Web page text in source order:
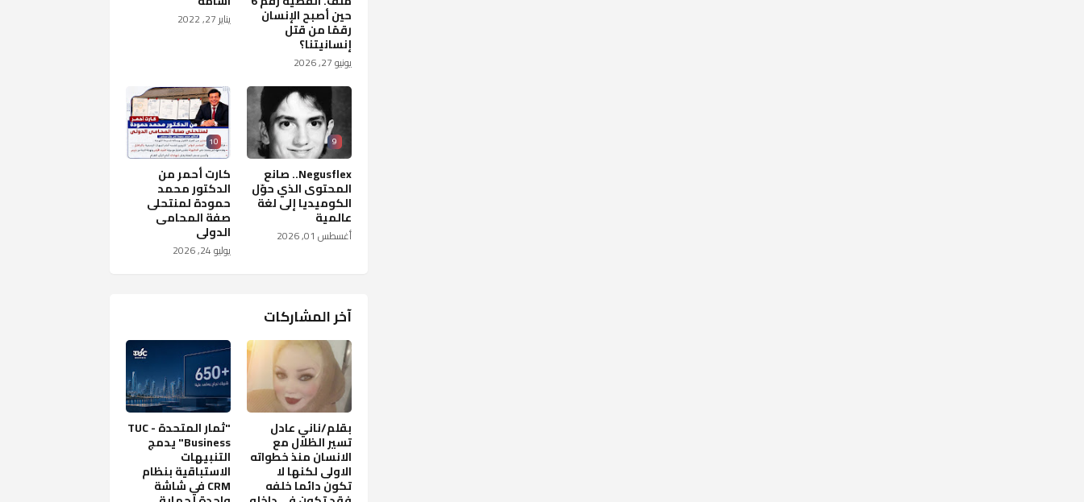
حين أصبح الإنسان
رقمًا من قتل
إنسانيتنا؟
يونيو 27, 2026
يناير 27, 2022
9
Negusflex.. صانع
المحتوى الذي حوّل
الكوميديا إلى لغة
عالمية
أغسطس 01, 2026
10
كارت أحمر من
الدكتور محمد
حمودة لمنتحلى
صفة المحامى
الدولى
يوليو 24, 2026
آخر المشاركات
بقلم/ناني عادل
تسير الظلال مع
الانسان منذ خطواته
الاولى لكنها لا
تكون دائما خلفه
"ثمار المتحدة - TUC
Business" يدمج
التنبيهات
الاستباقية بنظام
CRM في شاشة